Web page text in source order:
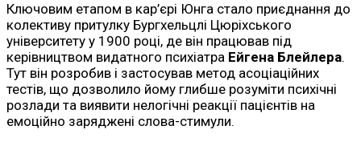
Ключовим етапом в кар’єрі Юнга стало приєднання до
колективу притулку Бургхельцлі Цюріхського
університету у 1900 році, де він працював під
керівництвом видатного психіатра Ейгена Блейлера.
Тут він розробив і застосував метод асоціаційних
тестів, що дозволило йому глибше розуміти психічні
розлади та виявити нелогічні реакції пацієнтів на
емоційно заряджені слова-стимули.